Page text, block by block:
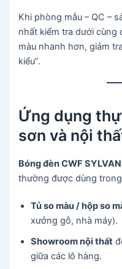
Khi phòng mẫu – QC –
nhất kiểm tra dưới cùng
màu nhanh hơn, giảm
kiểu”.
Ứng dụng
sơn và nội
Bóng đèn CWF
thường được dùng
Tủ so màu / hộp so
xưởng gỗ, nhà máy).
Showroom nội thất
giữa các lô hàng.